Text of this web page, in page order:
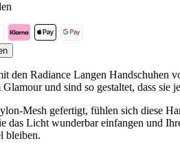
den Radiance Langen Handschuhen
und sind so gestaltet, dass sie
Mesh gefertigt, fühlen sich diese
das Licht wunderbar einfangen und
bleiben.